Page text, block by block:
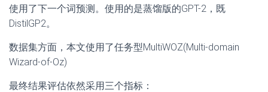
使用了下一个词预测。使用的是蒸馏版的GPT-2，既
DistilGP2。
数据集方面，本文使用了任务型MultiWOZ(Multi-domain
Wizard-of-Oz)
最终结果评估依然采用三个指标：